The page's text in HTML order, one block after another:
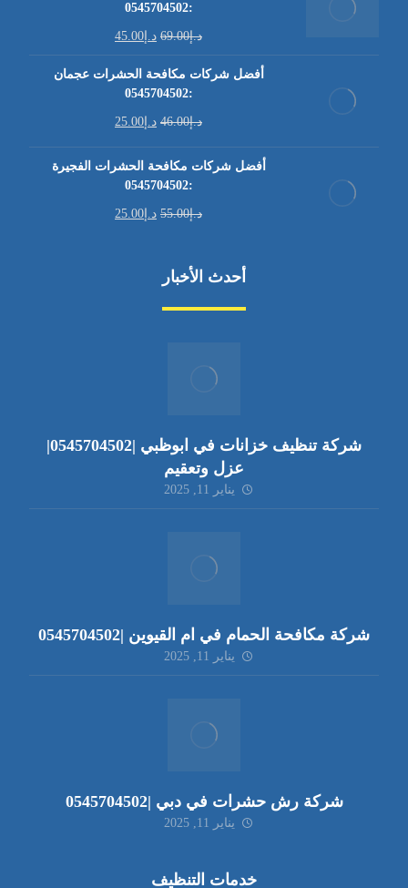
:0545704502
د.إ69.00 د.إ 45.00
أفضل شركات مكافحة الحشرات عجمان
:0545704502
د.إ46.00 د.إ 25.00
أفضل شركات مكافحة الحشرات الفجيرة
:0545704502
د.إ55.00 د.إ 25.00
أحدث الأخبار
شركة تنظيف خزانات في ابوظبي |0545704502|
عزل وتعقيم
يناير 11, 2025
شركة مكافحة الحمام في ام القيوين |0545704502
يناير 11, 2025
شركة رش حشرات في دبي |0545704502
يناير 11, 2025
خدمات التنظيف